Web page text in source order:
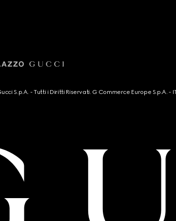
S.p.A. - Tutti i Diritti Riservati. G Commerce Europe S.p.A.